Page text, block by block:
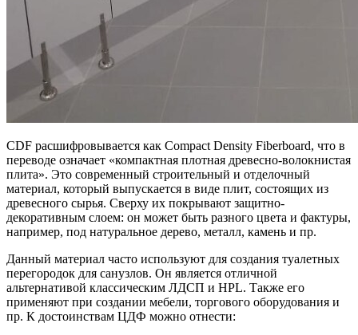
CDF расшифровывается как Compact Density Fiberboard, что в
переводе означает «компактная плотная древесно-волокнистая
плита». Это современный строительный и отделочный
материал, который выпускается в виде плит, состоящих из
древесного сырья. Сверху их покрывают защитно-
декоративным слоем: он может быть разного цвета и фактуры,
например, под натуральное дерево, металл, камень и пр.
Данный материал часто используют для создания туалетных
перегородок для санузлов. Он является отличной
альтернативой классическим ЛДСП и HPL. Также его
применяют при создании мебели, торгового оборудования и
пр. К достоинствам ЦДФ можно отнести: